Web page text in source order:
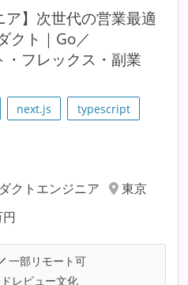
ア】次世代の営業最適
クト｜Go／
フレックス・副業
next.js
typescript
クトエンジニア
東京
一部リモート可
レビュー文化